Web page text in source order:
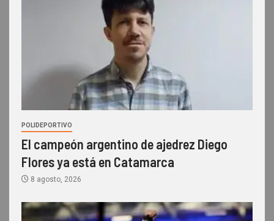
POLIDEPORTIVO
El campeón argentino de ajedrez Diego
Flores ya está en Catamarca
8 agosto, 2026